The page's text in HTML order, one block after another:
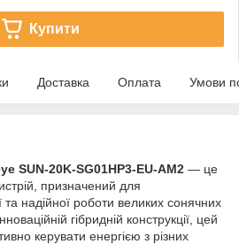
Купити
Доставка Оплата Умови
SUN-20K-SG01HP3-EU-AM2 — це
призначений для
та надійної роботи великих сонячних
гібридній конструкції, цей
керувати енергією з різних